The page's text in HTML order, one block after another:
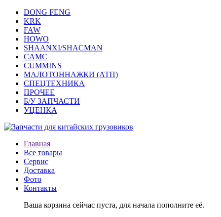
DONG FENG
KRK
FAW
HOWO
SHAANXI/SHACMAN
CAMC
CUMMINS
МАЛОТОННАЖКИ (АТП)
СПЕЦТЕХНИКА
ПРОЧЕЕ
Б/У ЗАПЧАСТИ
УЦЕНКА
Главная
Все товары
Сервис
Доставка
Фото
Контакты
Ваша корзина сейчас пуста, для начала пополните её.